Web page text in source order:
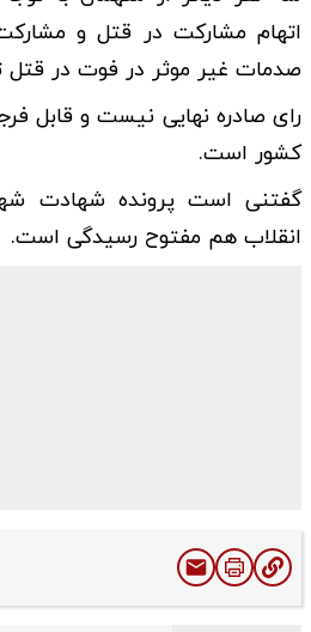
اتهام مشارکت در قتل و
صدمات غیر موثر در فوت در قتل
رای صادره نهایی نیست و قابل
کشور است.
گفتنی است پرونده شهادت
انقلاب هم مفتوح رسیدگی است.